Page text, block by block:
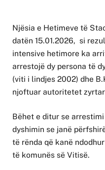
Njësia e Hetimeve të
datën 15.01.2026, si
intensive hetimore ka
arrestojë dy persona të
(viti i lindjes 2002) dhe
njoftuar autoritetet
Bëhet e ditur se
dyshimin se janë
të rënda që kanë
të komunës së Vitisë.